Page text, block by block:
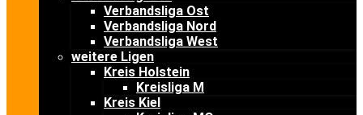
Verbandsliga Ost
Verbandsliga Nord
Verbandsliga West
weitere Ligen
Kreis Holstein
Kreisliga M
Kreis Kiel